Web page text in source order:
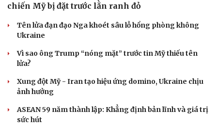
chiến Mỹ bị đặt trước lằn ranh đỏ
Tên lửa đạn đạo Nga khoét sâu lỗ hổng phòng không
Ukraine
Vì sao ông Trump “nóng mặt” trước tin Mỹ thiếu tên
lửa?
Xung đột Mỹ - Iran tạo hiệu ứng domino, Ukraine chịu
ảnh hưởng
ASEAN 59 năm thành lập: Khẳng định bản lĩnh và giá trị
sức hút